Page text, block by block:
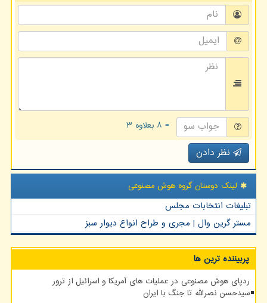
= ۸ بعلاوه ۳
نظر دادن
لینک دوستان گروه هوش مصنوعی
تبلیغات انتخابات مجلس
مستر گرین وال | مجری و طراح انواع دیوار سبز
پربیننده ترین ها
ردپای هوش مصنوعی در عملیات های آمریکا و اسرائیل از ترور
سیدحسن نصرالله تا جنگ با ایران